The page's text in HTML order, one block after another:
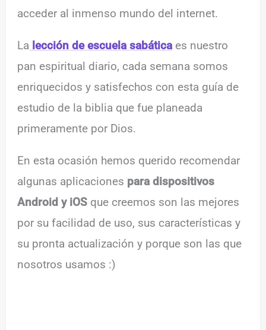
acceder al inmenso mundo del internet.
La lección de escuela sabáticaes nuestro
pan espiritual diario, cada semana somos
enriquecidos y satisfechos con esta guía de
estudio de la biblia que fue planeada
primeramente por Dios.
En esta ocasión hemos querido recomendar
algunas aplicaciones para dispositivos
Android y iOS que creemos son las mejores
por su facilidad de uso, sus características y
su pronta actualización y porque son las que
nosotros usamos :)